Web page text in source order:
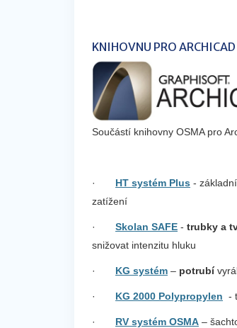
KNIHOVNU PRO ARCHICAD
Součástí knihovny OSMA pro
· HT systém Plus - základní
zatížení
· Skolan SAFE - trubky a
snižovat intenzitu hluku
· KG systém – potrubí
· KG 2000 Polypropylen -
· RV systém OSMA –